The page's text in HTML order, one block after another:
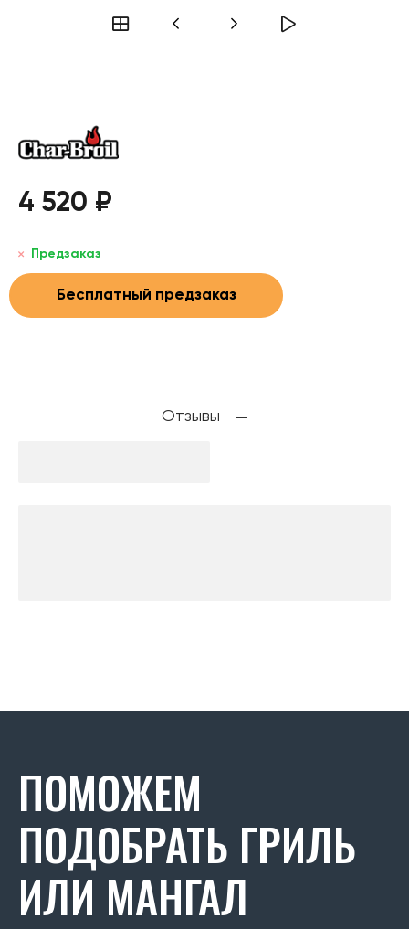
4 520 ₽
Предзаказ
Бесплатный предзаказ
Отзывы
ПОМОЖЕМ
ПОДОБРАТЬ ГРИЛЬ
ИЛИ МАНГАЛ